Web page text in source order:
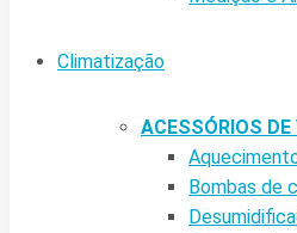
Climatização
ACESSÓRIOS
Bombas de